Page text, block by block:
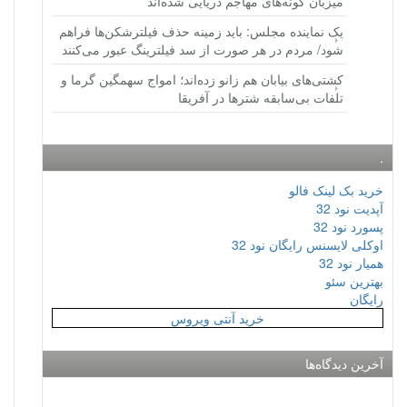
یک نماینده مجلس: باید زمینه حذف فیلترشکن‌ها فراهم
شود/ مردم در هر صورت از سد فیلترینگ عبور می‌کنند
کشتی‌های بیابان هم زانو زده‌اند؛ امواج سهمگین گرما و
تلفات بی‌سابقه شترها در آفریقا
.
خرید بک لینک فالو
آپدیت نود 32
پسورد نود 32
اوکلی لایسنس رایگان نود 32
همیار نود 32
بهترین سئو
رایگان
خرید آنتی ویروس
آخرین دیدگاه‌ها